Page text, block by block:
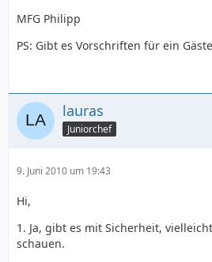
MFG Philipp
PS: Gibt es Vorschriften für ein
lauras
Juniorchef
9. Juni 2010 um 19:43
Hi,
1. Ja, gibt es mit Sicherheit,
schauen.